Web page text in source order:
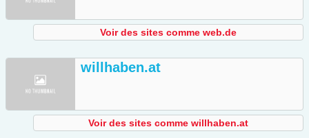
Voir des sites comme web.de
willhaben.at
Voir des sites comme willhaben.at